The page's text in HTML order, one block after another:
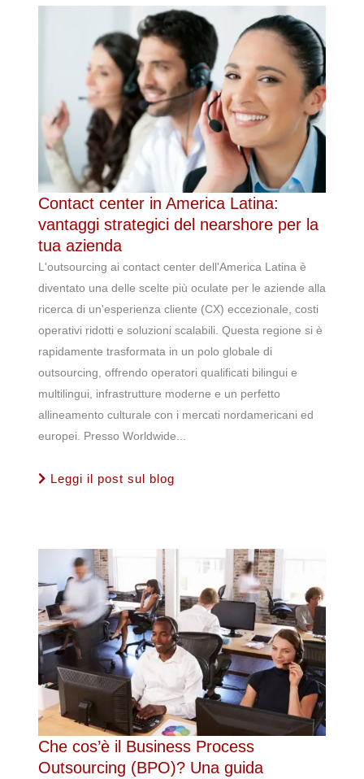
Contact center in America Latina:
vantaggi strategici del nearshore per la
tua azienda
L'outsourcing ai contact center dell'America Latina è
diventato una delle scelte più oculate per le aziende alla
ricerca di un'esperienza cliente (CX) eccezionale, costi
operativi ridotti e soluzioni scalabili. Questa regione si è
rapidamente trasformata in un polo globale di
outsourcing, offrendo operatori qualificati bilingui e
multilingui, infrastrutture moderne e un perfetto
allineamento culturale con i mercati nordamericani ed
europei. Presso Worldwide...
Leggi il post sul blog
Che cos’è il Business Process
Outsourcing (BPO)? Una guida